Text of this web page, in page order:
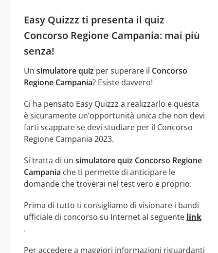
Easy Quizzz ti presenta il quiz
Concorso Regione Campania: mai più
senza!
Un simulatore quiz per superare il Concorso
Regione Campania? Esiste davvero!
Ci ha pensato Easy Quizzz a realizzarlo e questa
è sicuramente un’opportunità unica che non devi
farti scappare se devi studiare per il Concorso
Regione Campania 2023.
Si tratta di un simulatore quiz Concorso Regione
Campania che ti permette di anticipare le
domande che troverai nel test vero e proprio.
Prima di tutto ti consigliamo di visionare i bandi
ufficiale di concorso su Internet al seguente link
.
Per accedere a maggiori informazioni riguardanti